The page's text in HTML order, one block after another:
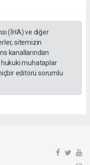
(İHA) ve diğer
sitemizin
kanallarından
muhataplar
editörü sorumlu